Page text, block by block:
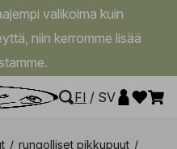
valikoima kuin
niin kerromme lisää
FI / SV
/ rungolliset pikkupuut /